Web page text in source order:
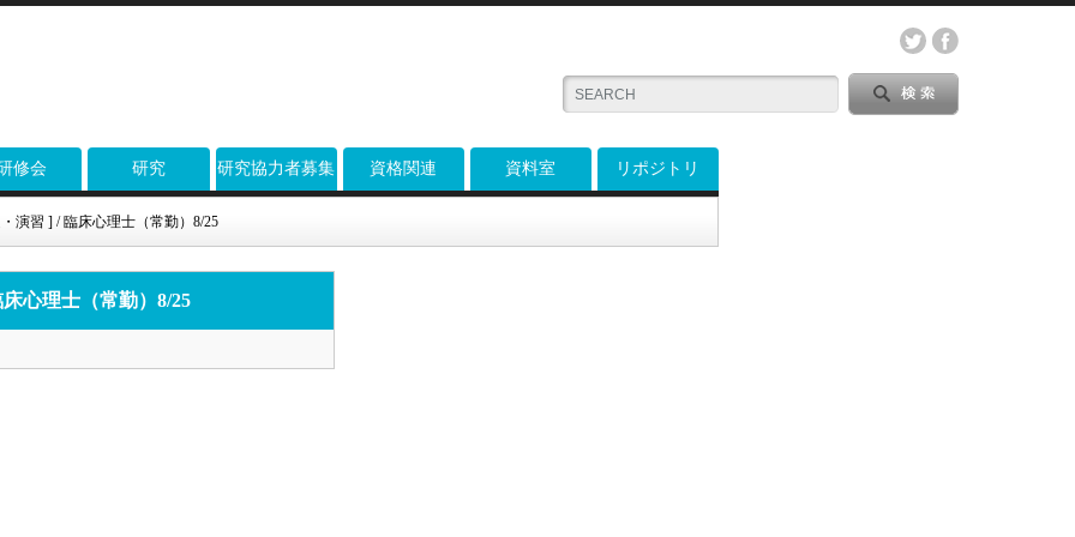
修会 研究 研究協力者募集 資格関連 資料室 リポジトリ
演習 ] / 臨床心理士（常勤）8/25
心理士（常勤）8/25